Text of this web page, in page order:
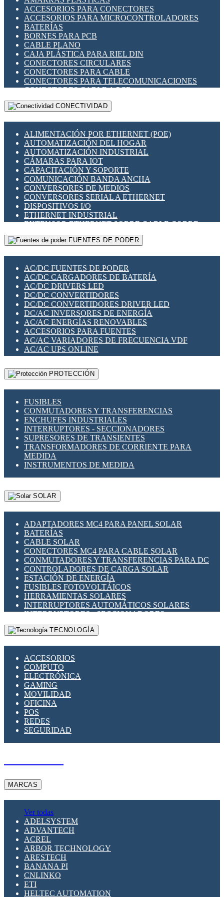
INDICADORES PARA PANEL
INTERFACES DE RELÉ
INTERRUPTORES FIN DE CARRERA
LLAVES CONMUTADORAS
MEDIDORES DE ENERGÍA Y TC'S DE CORRIENTE
MOTORES PASO A PASO
PANTALLAS HMI
PLC -CONTROLADORES LÓGICO PROGRAMABLES
PROGRAMADORES DE HORARIO
RELÉS DE PROTECCIÓN
SENSORES CAPACITIVOS
SENSORES INDUCTIVOS
TEMPORIZADORES
VARIACS
VARIADORES DE FRECUENCIA [VDF]
SECCIONADORES - INTERRUPTORES
MAQUINARIA
ACCESORIOS PARA CONECTORES
ACCESORIOS PARA MICROCONTROLADORES
BATERÍAS
BORNES PARA PCB
CABLE PLANO
CAJA PLÁSTICA PARA RIEL DIN
CONECTORES CIRCULARES
CONECTORES PARA CABLE
CONECTORES PARA TELECOMUNICACIONES
CONECTORES CABLE A PCB
CONECTORES PCB A CABLE
DIP SWITCHES
HERRAMIENTAS VARIAS
ILUMINACIÓN LED
INTERRUPTORES REED
INTERFACES DE RELÉ
OTROS RELÉS
PROTECCIÓN TÉRMICA
RELÉS AUTOMOTRICES
RELÉS DE SEÑAL
RELÉS DE ESTADO SÓLIDO SSR
RELÉS INDUSTRIALES
RELÉS MINIATURA DE POTENCIA
SENSORES MAGNÉTICOS
SWITCH Y MICROSWITCH
TARJETAS PI
UNIÓN Y DERIVACIÓN DE CABLE
CONECTIVIDAD
ALIMENTACIÓN POR ETHERNET (POE)
AUTOMATIZACIÓN DEL HOGAR
AUTOMATIZACIÓN INDUSTRIAL
CÁMARAS PARA IOT
CAPACITACIÓN Y SOPORTE
COMUNICACIÓN BANDA ANCHA
CONVERSORES DE MEDIOS
CONVERSORES SERIAL A ETHERNET
DISPOSITIVOS I/O
ETHERNET INDUSTRIAL
EXTENSOR ETHERNET SOBRE CABLE COBRE
GATEWAY LORAWAN
GESTIÓN DE REDES
PLACAS MODULARES IOT
SWITCHES Y REDES WIFI
SOLUCIONES IOT
SOLUCIONES LORAWAN
SOLUCIONES RED CELULAR
SEGURIDAD PARA REDES
SWITCHES LAN
TELEFONÍA IP (VOIP)
VIGILANCIA IP (CCTV)
MESHTASTIC
FUENTES DE PODER
AC/DC FUENTES DE PODER
AC/DC CARGADORES DE BATERÍA
AC/DC DRIVERS LED
DC/DC CONVERTIDORES
DC/DC CONVERTIDORES DRIVER LED
DC/AC INVERSORES DE ENERGÍA
AC/AC ENERGÍAS RENOVABLES
ACCESORIOS PARA FUENTES
AC/AC VARIADORES DE FRECUENCIA VDF
AC/AC UPS ONLINE
PROTECCIÓN
FUSIBLES
CONMUTADORES Y TRANSFERENCIAS
ENCHUFES INDUSTRIALES
INTERRUPTORES - SECCIONADORES
SUPRESORES DE TRANSIENTES
TRANSFORMADORES DE CORRIENTE PARA
MEDIDA
INSTRUMENTOS DE MEDIDA
SOLAR
ADAPTADORES MC4 PARA PANEL SOLAR
BATERÍAS
CABLE SOLAR
CONECTORES MC4 PARA CABLE SOLAR
CONMUTADORES Y TRANSFERENCIAS PARA DC
CONTROLADORES DE CARGA SOLAR
ESTACIÓN DE ENERGÍA
FUSIBLES FOTOVOLTÁICOS
HERRAMIENTAS SOLARES
INTERRUPTORES AUTOMÁTICOS SOLARES
INTERRUPTORES - SECCIONADORES
FOTOVOLTÁICOS
MONTAJE PANEL SOLAR
SUPRESOR DE TRANSIENTES SPDS PARA
APLICACIONES FOTOVOLTAICAS
TECNOLOGÍA
ACCESORIOS
COMPUTO
ELECTRÓNICA
GAMING
MOVILIDAD
OFICINA
POS
REDES
SEGURIDAD
MARCAS
Ver todas
ADELSYSTEM
ADVANTECH
ACREL
ARBOR TECHNOLOGY
ARESTECH
BANANA PI
CNLINKO
ETI
HELTEC AUTOMATION